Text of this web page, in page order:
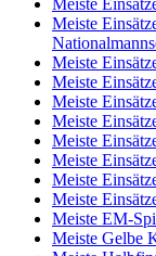
Meiste
Meiste
Meiste
Meiste
Meiste
Meiste
Meiste
Meiste
Meiste
Meiste EM-
Meiste Gelbe